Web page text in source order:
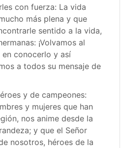
con fuerza: La vida
más plena y que
sentido a la vida,
¡Volvamos al
en conocerlo y así
a todos su mensaje de
y de campeones:
y mujeres que han
nos anime desde la
y que el Señor
nosotros, héroes de la